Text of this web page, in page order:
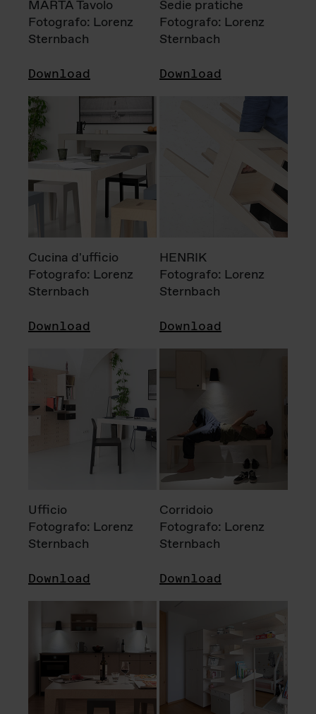
MARTA Tavolo
Fotografo: Lorenz
Sternbach
Download
Sedie pratiche
Fotografo: Lorenz
Sternbach
Download
Cucina d'ufficio
Fotografo: Lorenz
Sternbach
Download
HENRIK
Fotografo: Lorenz
Sternbach
Download
Ufficio
Fotografo: Lorenz
Sternbach
Download
Corridoio
Fotografo: Lorenz
Sternbach
Download